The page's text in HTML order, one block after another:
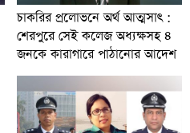
চাকরির প্রলোভনে অর্থ আত্মসাৎ :
শেরপুরে সেই কলেজ অধ্যক্ষসহ ৪
জনকে কারাগারে পাঠানোর আদেশ